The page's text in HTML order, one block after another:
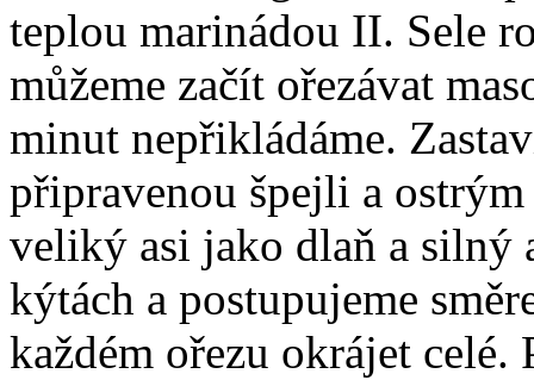
teplou marinádou II. Sele
můžeme začít ořezávat
minut nepřikládáme.
připravenou špejli a
veliký asi jako dlaň a silný
kýtách a postupujeme
každém ořezu okrájet